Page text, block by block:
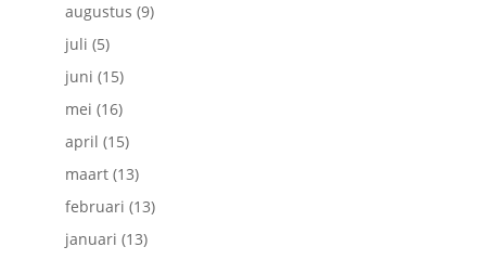
augustus (9)
juli (5)
juni (15)
mei (16)
april (15)
maart(13)
februari (13)
januari (13)